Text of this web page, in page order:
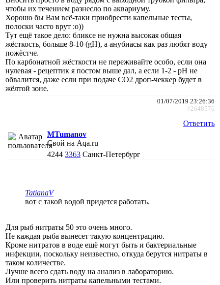
чтобы их течением разнесло по аквариуму.
Хорошо бы Вам всё-таки приобрести капельные тесты,
полоски часто врут :о))
Тут ещё такое дело: бликсе не нужна высокая общая
жёсткость, больше 8-10 (gH), а анубиасы как раз любят воду
пожёстче.
По карбонатной жёсткости не переживайте особо, если она
нулевая - рецептик я постом выше дал, а если 1-2 - pH не
обвалится, даже если при подаче СО2 дроп-чеккер будет в
жёлтой зоне.
01/07/2019 23:26:36
#2648576
Ответить
MTumanov
Свой на Aqa.ru
4244 3363 Санкт-Петербург
TatianaV
вот с такой водой придется работать.
Для рыб нитраты 50 это очень много.
Не каждая рыба вынесет такую концентрацию.
Кроме нитратов в воде ещё могут быть и бактериальные
инфекции, поскольку неизвестно, откуда берутся нитраты в
таком количестве.
Лучше всего сдать воду на анализ в лабораторию.
Или проверить нитраты капельными тестами.